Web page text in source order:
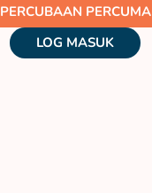
PERCUBAAN PERCUMA
LOG MASUK